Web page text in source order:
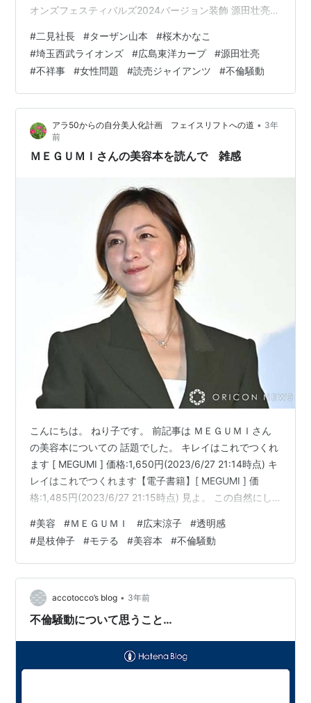
オンズフェスティバルズ2024バージョン装飾 源田壮亮。
ーザン山本！～男子プロレスは終わっているのか？～」
のプログラム、第1試合を発表する。 画像を17枚アッ
プ。 以下・17枚の内訳。 2・1（土）「シン・T-1トーク
ライブvol.11」ビジュアルポスター 2枚 二見×ターザン山
本！氏×桜木かなこ…
#二見社長 #ターザン山本 #桜木かなこ
#埼玉西武ライオンズ #広島東洋カープ #源田壮亮
#不祥事 #女性問題 #読売ジャイアンツ #不倫騒動
アラ50からの自分美人化計画 フェイスリフトへの道 • 3年
前
ＭＥＧＵＭＩさんの美容本を読んで 雑感
こんにちは。 ねり子です。 前記事は ＭＥＧＵＭＩさん
の美容本についての 話題でした。 キレイはこれでつくれ
ます [ MEGUMI ] 価格:1,650円(2023/6/27 21:14時点) キ
レイはこれでつくれます【電子書籍】[ MEGUMI ] 価
格:1,485円(2023/6/27 21:15時点) 見よ。 この自然にし
ねり子 またそれ💦） ふと、 この間 記事にした広末涼子
さんのことが気になってきました。 ん？ 二人とも同じぐ
らいの年齢じゃない？ ＭＥＧＵＭＩさん １９８１年９月
２５日 生まれ 広末涼子さん １９８０年７月１８日…
#美容 #ＭＥＧＵＭＩ #広末涼子 #透明感
#是枝伸子 #モテる #美容本 #不倫騒動
accotocco’s blog • 3年前
不倫騒動について思うこと…